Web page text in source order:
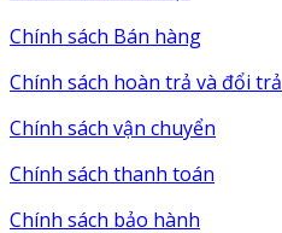
Chính sách Bán hàng
Chính sách hoàn trả và đổi trả
Chính sách vận chuyển
Chính sách thanh toán
Chính sách bảo hành